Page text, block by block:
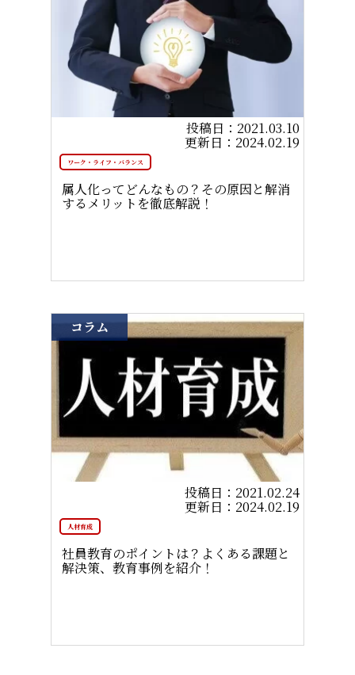
2021.03.10
2024.02.19
ワーク・ライフ・バランス
属人化ってどんなもの？その原因と解消
するメリットを徹底解説！
コラム
2021.02.24
2024.02.19
人材育成
社員教育のポイントは？よくある課題と
解決策、教育事例を紹介！